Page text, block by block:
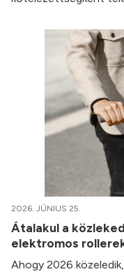
2026. JÚNIUS 25.
Átalakul a
elektromos
Ahogy 2026